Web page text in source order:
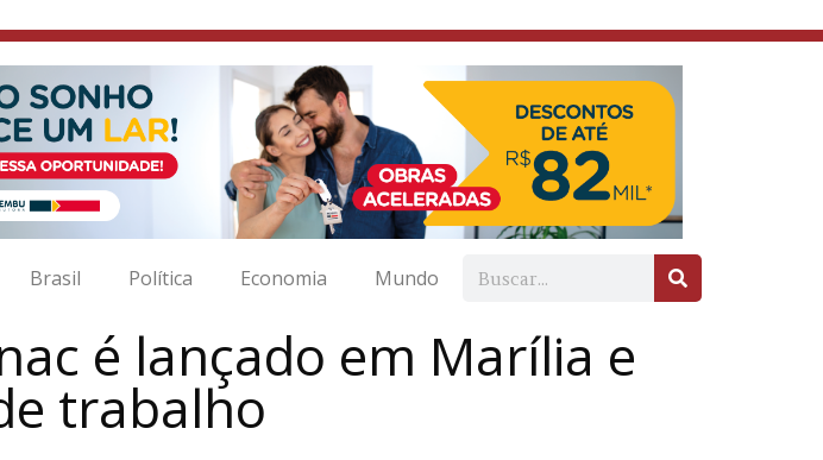
Brasil Política Economia Mundo
é lançado em Marília e
trabalho